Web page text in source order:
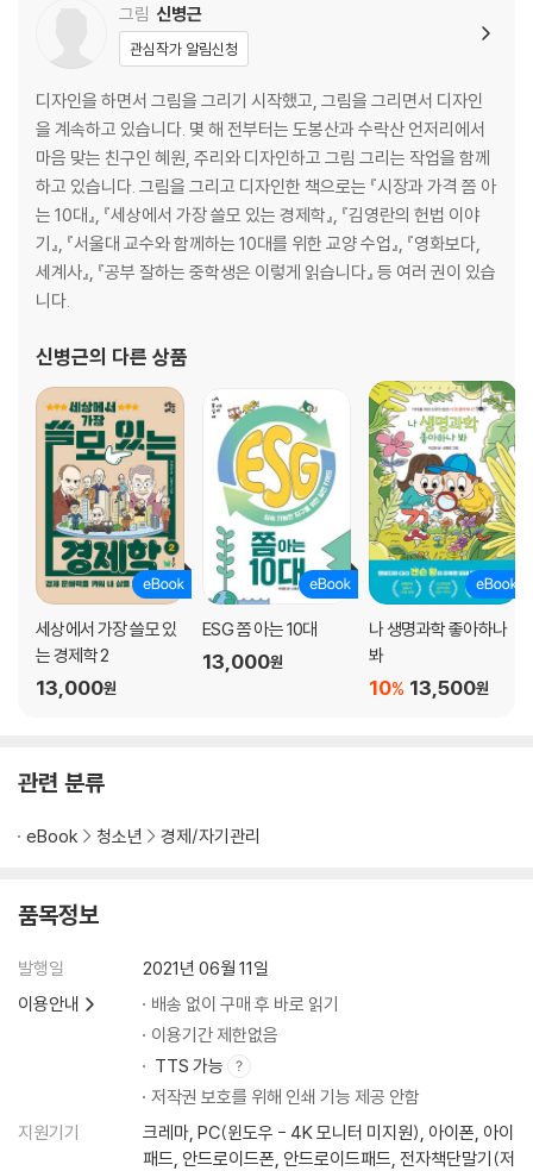
그림 신병근
관심작가 알림신청
디자인을 하면서 그림을 그리기 시작했고, 그림을 그리면서 디자인
을 계속하고 있습니다. 몇 해 전부터는 도봉산과 수락산 언저리에서
마음 맞는 친구인 혜원, 주리와 디자인하고 그림 그리는 작업을 함께
하고 있습니다. 그림을 그리고 디자인한 책으로는 『시장과 가격 쫌 아
는 10대』, 『세상에서 가장 쓸모 있는 경제학』, 『김영란의 헌법 이야
기』, 『서울대 교수와 함께하는 10대를 위한 교양 수업』, 『영화보다,
세계사』, 『공부 잘하는 중학생은 이렇게 읽습니다』 등 여러 권이 있습
니다.
신병근의 다른 상품
세상에서 가장 쓸모 있
는 경제학 2
13,000원
ESG 쫌 아는 10대
13,000원
나 생명과학 좋아하나
봐
13,500원
10%
관련 분류
eBook 청소년 경제/자기관리
품목정보
발행일
2021년 06월 11일
이용안내
배송 없이 구매 후 바로 읽기
이용기간 제한없음
TTS 가능
저작권 보호를 위해 인쇄 기능 제공 안함
지원기기
크레마, PC(윈도우 - 4K 모니터 미지원), 아이폰, 아이
패드, 안드로이드폰, 안드로이드패드, 전자책단말기(저